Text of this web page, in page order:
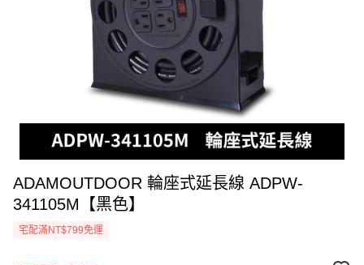
ADAMOUTDOOR 輪座式延長線 ADPW-
341105M【黑色】
宅配滿NT$799免運